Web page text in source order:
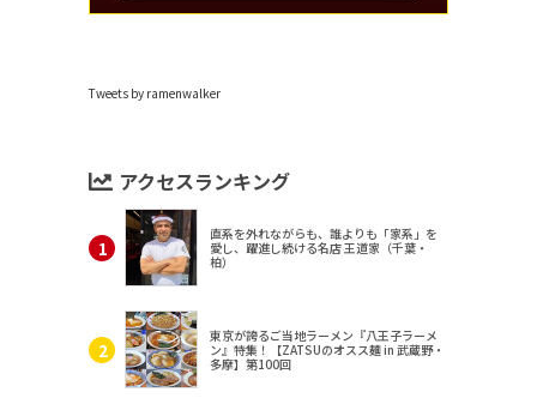
Tweets by ramenwalker
アクセスランキング
直系を外れながらも、誰よりも「家系」を
愛し、躍進し続ける名店 王道家（千葉・
柏）
東京が誇るご当地ラーメン『八王子ラーメ
ン』特集！【ZATSUのオスス麺 in 武蔵野・
多摩】第100回